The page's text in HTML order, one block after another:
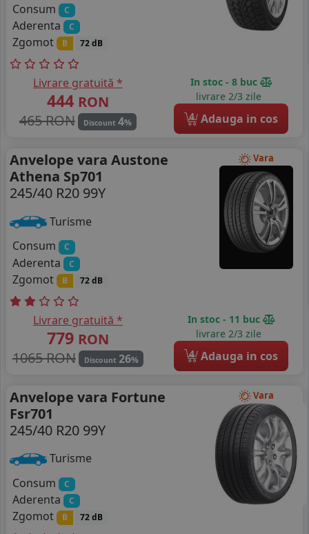
Consum
C
Aderenta C
Zgomot B 72 dB
Livrare gratuită *
444 RON
465 RON
Discount 4%
In stoc - 8 buc
livrare 2/3 zile
4 Adauga in cos
Vara
Anvelope vara Austone
Athena Sp701
245/40 R20 99Y
Turisme
Consum
C
Aderenta C
Zgomot B 72 dB
Livrare gratuită *
779 RON
1065 RON
Discount 26%
In stoc - 11 buc
livrare 2/3 zile
4 Adauga in cos
Vara
Anvelope vara Fortune
Fsr701
245/40 R20 99Y
Turisme
Consum
C
Aderenta C
Zgomot B 72 dB